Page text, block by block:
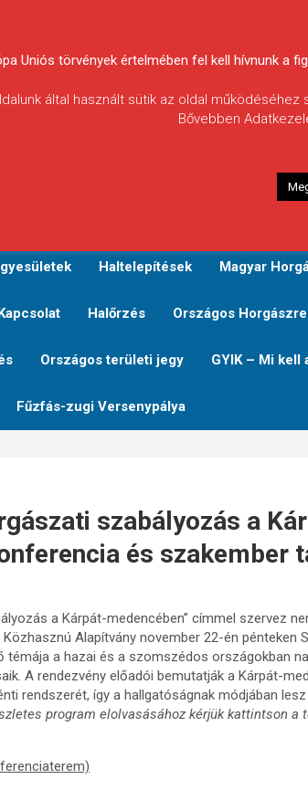
Horgász
Haltelepítések Magyar
Halőrzés Országos
Országos területi jegy GYIK – Mi kell
Fűzfás-zugi Versenypálya
szabályozás a
és szakember
a Kárpát-medencében” címmel szervez
Alapítvány november 22-én pénteken
témája a hazai és a szomszédos országokban
A rendezvény előadói bemutatják a Kárpát-
rendszerét, így a hallgatóságnak módjában
program elolvasásához kérjük kattintson a
Uniós törvények értelmében fel kell hívnunk a
által használt sütik az oldal
Bővebben